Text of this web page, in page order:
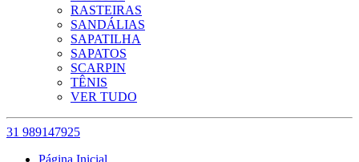
RASTEIRAS
SANDÁLIAS
SAPATILHA
SAPATOS
SCARPIN
TÊNIS
VER TUDO
31 989147925
Página Inicial